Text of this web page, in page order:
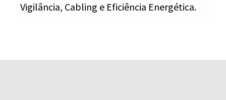
Vigilância, Cabling e Eficiência Energética.